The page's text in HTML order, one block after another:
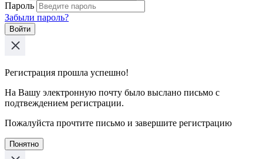
Пароль
Забыли пароль?
Войти
Регистрация прошла успешно!
На Вашу электронную почту было выслано письмо с
подтвеждением регистрации.
Пожалуйста прочтите письмо и завершите регистрацию
Понятно